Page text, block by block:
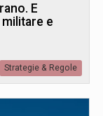
E
e
Strategie & Regole